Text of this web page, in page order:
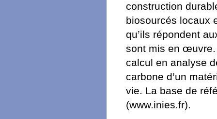
construction
biosourcés locaux
qu’ils répondent
sont mis en œuvre.
calcul en analyse
carbone d’un
vie. La base de
(www.inies.fr).